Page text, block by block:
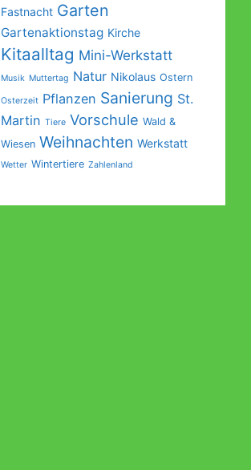
Fastnacht Garten
Gartenaktionstag Kirche
Kitaalltag Mini-Werkstatt
Musik Muttertag Natur Nikolaus Ostern
Osterzeit Pflanzen Sanierung St.
Martin Tiere Vorschule Wald &
Wiesen Weihnachten Werkstatt
Wetter Wintertiere Zahlenland